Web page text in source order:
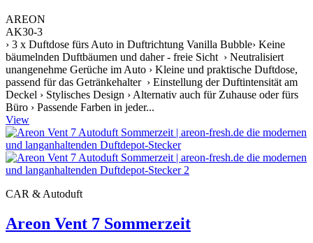
AREON
AK30-3
› 3 x Duftdose fürs Auto in Duftrichtung Vanilla Bubble› Keine
bäumelnden Duftbäumen und daher - freie Sicht › Neutralisiert
unangenehme Gerüche im Auto › Kleine und praktische Duftdose,
passend für das Getränkehalter › Einstellung der Duftintensität am
Deckel › Stylisches Design › Alternativ auch für Zuhause oder fürs
Büro › Passende Farben in jeder...
View
CAR & Autoduft
Areon Vent 7 Sommerzeit